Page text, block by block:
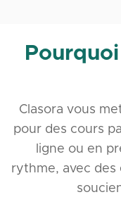
Clasora vous
pour des cours
ligne ou en
rythme, avec des